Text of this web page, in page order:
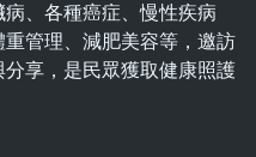
、各種癌症、慢性疾病
管理、減肥美容等，邀訪
享，是民眾獲取健康照護